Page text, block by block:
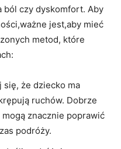
ból czy dyskomfort. Aby
jest,aby⁢ mieć
metod,⁣ które
się, że dziecko ma
ruchów. Dobrze
znacznie⁣ poprawić‌
podróży.